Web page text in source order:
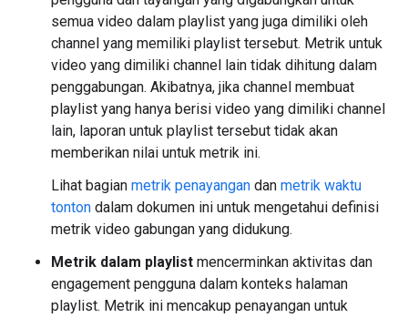
semua video dalam playlist yang juga dimiliki oleh
channel yang memiliki playlist tersebut. Metrik untuk
video yang dimiliki channel lain tidak dihitung dalam
penggabungan. Akibatnya, jika channel membuat
playlist yang hanya berisi video yang dimiliki channel
lain, laporan untuk playlist tersebut tidak akan
memberikan nilai untuk metrik ini.
Lihat bagian metrik penayangan dan metrik waktu
tonton dalam dokumen ini untuk mengetahui definisi
metrik video gabungan yang didukung.
Metrik dalam playlist mencerminkan aktivitas dan
engagement pengguna dalam konteks halaman
playlist. Metrik ini mencakup penayangan untuk